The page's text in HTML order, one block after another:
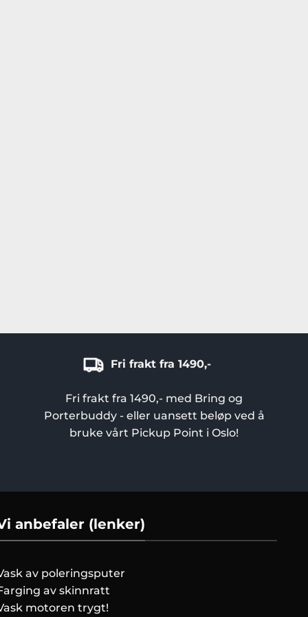
Fri frakt fra 1490,-
Fri frakt fra 1490,- med Bring og
Porterbuddy - eller uansett beløp ved å
bruke vårt Pickup Point i Oslo!
anbefaler (lenker)
av poleringsputer
av skinnratt
motoren trygt!